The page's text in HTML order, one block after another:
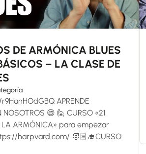
DE ARMÓNICA BLUES
– LA CLASE DE
APRENDE
😄 🙋 CURSO «21
LA ARMÓNICA» para empezar
harpvard.com/ 🧑🏽‍🎓CURSO